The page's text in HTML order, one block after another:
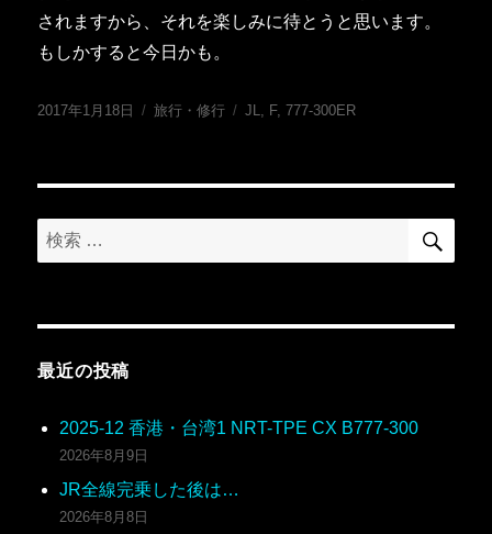
されますから、それを楽しみに待とうと思います。
もしかすると今日かも。
投
2017年1月18日
カ
旅行・修行
タ
JL, F,777-300ER
検
索:
検
最近の投稿
2025-12 香港・台湾1 NRT-TPE CX B777-300
2026年8月9日
JR全線完乗した後は…
2026年8月8日